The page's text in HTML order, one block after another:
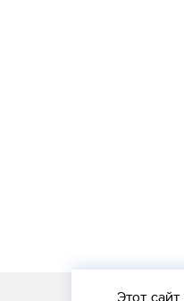
Этот сайт